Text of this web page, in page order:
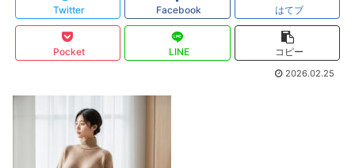
Twitter Facebook はてブ
Pocket LINE コピー
2026.02.25